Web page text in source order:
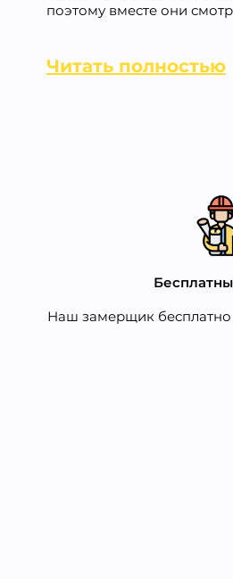
поэтому вместе они
Читать полностью
Наш замерщик